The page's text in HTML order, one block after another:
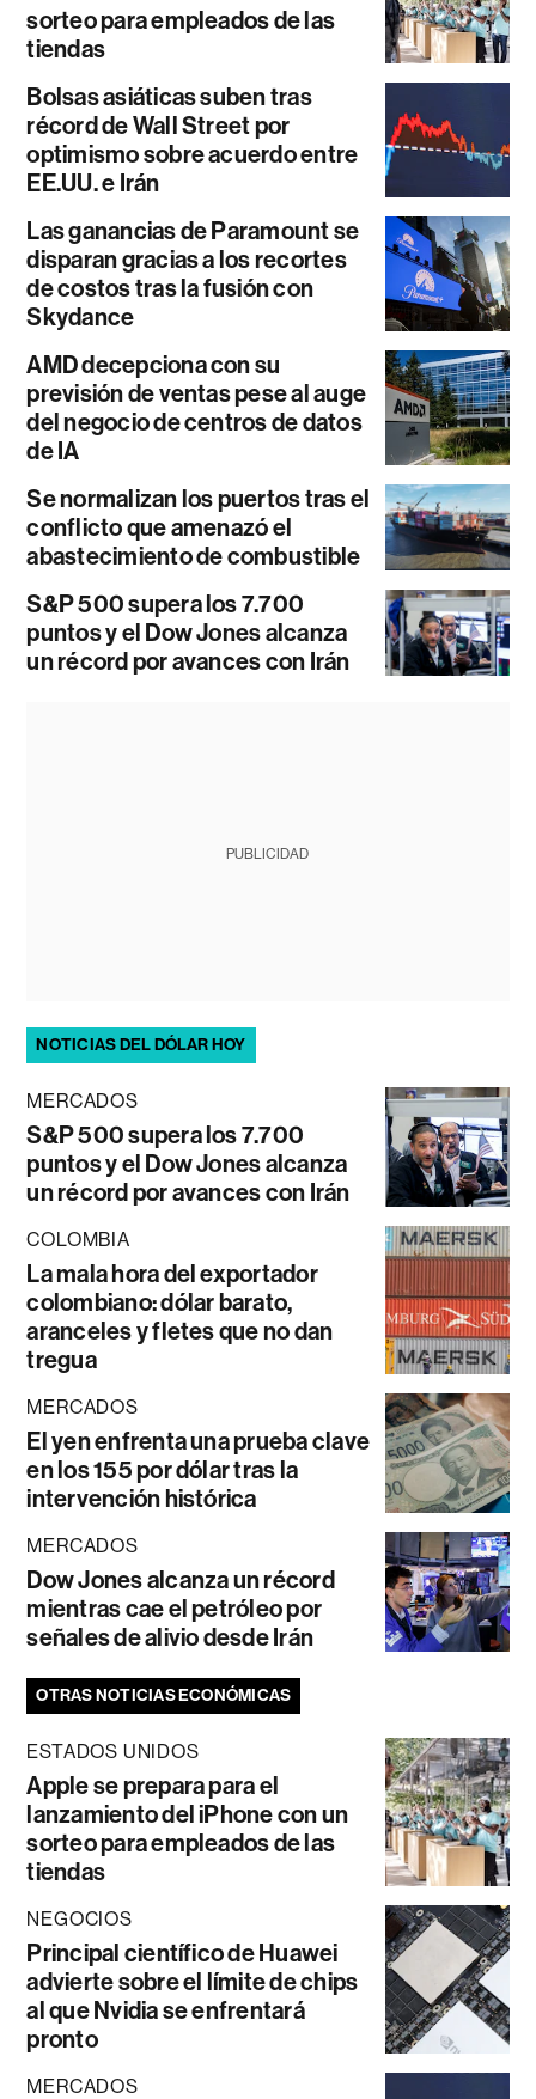
sorteo para empleados de las
tiendas
Bolsas asiáticas suben tras
récord de Wall Street por
optimismo sobre acuerdo entre
EE.UU. e Irán
Las ganancias de Paramount se
disparan gracias a los recortes
de costos tras la fusión con
Skydance
AMD decepciona con su
previsión de ventas pese al auge
del negocio de centros de datos
de IA
Se normalizan los puertos tras el
conflicto que amenazó el
abastecimiento de combustible
S&P 500 supera los 7.700
puntos y el Dow Jones alcanza
un récord por avances con Irán
PUBLICIDAD
NOTICIAS DEL DÓLAR HOY
MERCADOS
S&P 500 supera los 7.700
puntos y el Dow Jones alcanza
un récord por avances con Irán
COLOMBIA
La mala hora del exportador
colombiano: dólar barato,
aranceles y fletes que no dan
tregua
MERCADOS
El yen enfrenta una prueba clave
en los 155 por dólar tras la
intervención histórica
MERCADOS
Dow Jones alcanza un récord
mientras cae el petróleo por
señales de alivio desde Irán
OTRAS NOTICIAS ECONÓMICAS
ESTADOS UNIDOS
Apple se prepara para el
lanzamiento del iPhone con un
sorteo para empleados de las
tiendas
NEGOCIOS
Principal científico de Huawei
advierte sobre el límite de chips
al que Nvidia se enfrentará
pronto
MERCADOS